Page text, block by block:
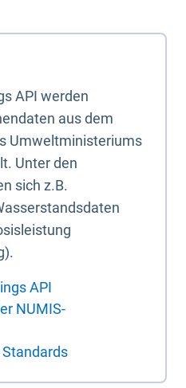
API werden
aus dem
Umweltministeriums
Unter den
sich z.B.
API
NUMIS-